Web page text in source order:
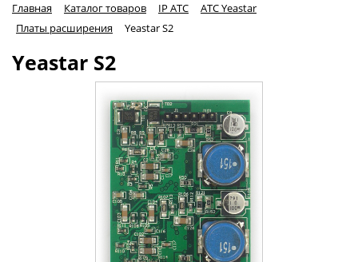
Главная Каталог товаров IP АТС
АТС Yeastar
Платы расширения
Yeastar S2
Yeastar S2